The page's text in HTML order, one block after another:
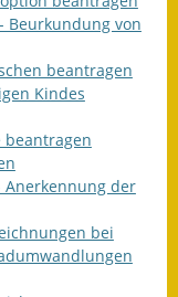
Beurkundung von
beantragen
Kindes
beantragen
Anerkennung der
bei